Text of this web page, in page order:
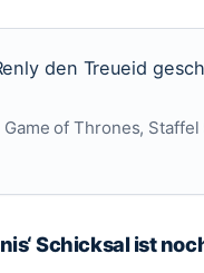
den Treueid
of Thrones, Staffel
Schicksal ist